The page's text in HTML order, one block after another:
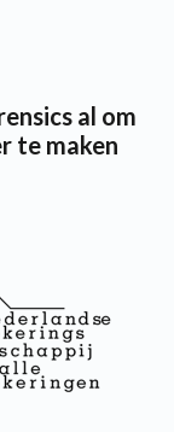
al om
te maken